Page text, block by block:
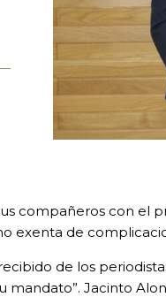
compañeros con el
exenta de
de los
Jacinto